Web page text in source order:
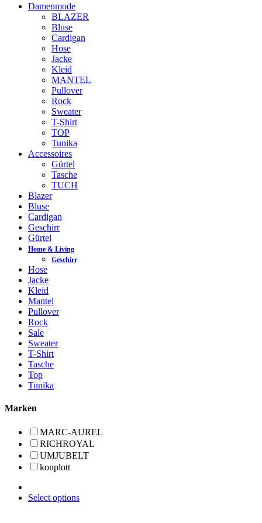
Damenmode
BLAZER
Bluse
Cardigan
Hose
Jacke
Kleid
MANTEL
Pullover
Rock
Sweater
T-Shirt
TOP
Tunika
Accessoires
Gürtel
Tasche
TUCH
Blazer
Bluse
Cardigan
Geschirr
Gürtel
Home & Living
Geschirr
Hose
Jacke
Kleid
Mantel
Pullover
Rock
Sale
Sweater
T-Shirt
Tasche
Top
Tunika
Marken
MARC-AUREL
RICHROYAL
UMJUBELT
konplott
Select options